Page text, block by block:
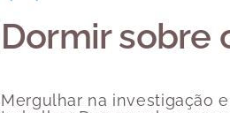
Dormir sobre
Mergulhar na investigação